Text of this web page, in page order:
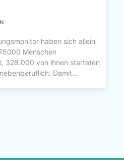
haben sich allein
Menschen
328.000 von ihnen starteten
Damit...